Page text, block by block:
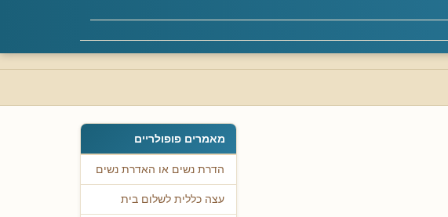
מאמרים פופולריים
הדרת נשים או האדרת נשים
עצה כללית לשלום בית